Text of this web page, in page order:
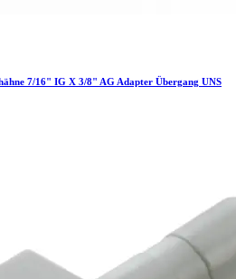
7/16" IG X 3/8" AG Adapter Übergang UNS